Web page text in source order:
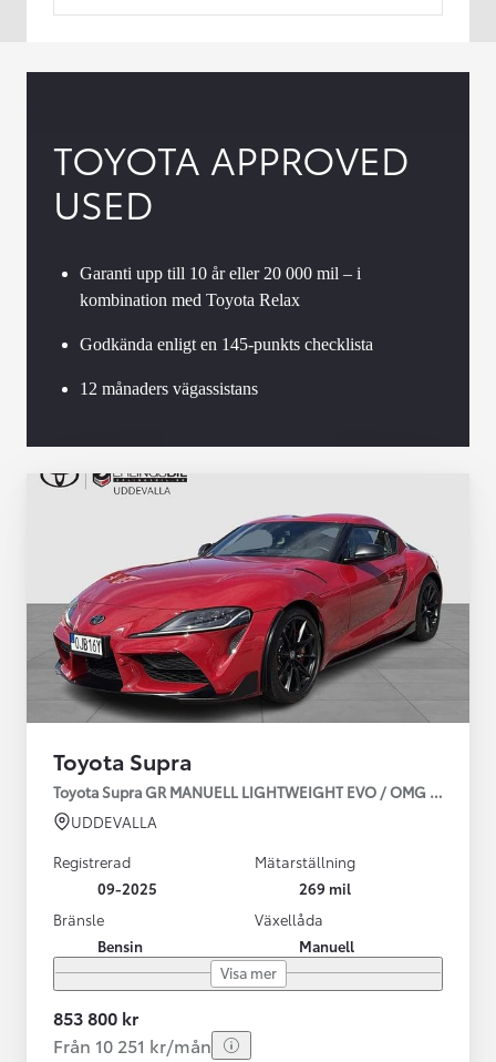
TOYOTA APPROVED
USED
Garanti upp till 10 år eller 20 000 mil – i
kombination med Toyota Relax
Godkända enligt en 145-punkts checklista
12 månaders vägassistans
Toyota Supra
Toyota Supra GR MANUELL LIGHTWEIGHT EVO / OMG LEV!
UDDEVALLA
Registrerad
09-2025
Mätarställning
269 mil
Bränsle
Bensin
Växellåda
Manuell
Visa mer
853 800 kr
Från 10 251 kr/mån